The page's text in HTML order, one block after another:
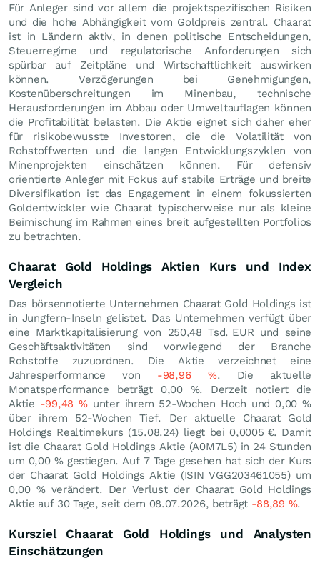
Für Anleger sind vor allem die projektspezifischen Risiken
und die hohe Abhängigkeit vom Goldpreis zentral. Chaarat
ist in Ländern aktiv, in denen politische Entscheidungen,
Steuerregime und regulatorische Anforderungen sich
spürbar auf Zeitpläne und Wirtschaftlichkeit auswirken
können. Verzögerungen bei Genehmigungen,
Kostenüberschreitungen im Minenbau, technische
Herausforderungen im Abbau oder Umweltauflagen können
die Profitabilität belasten. Die Aktie eignet sich daher eher
für risikobewusste Investoren, die die Volatilität von
Rohstoffwerten und die langen Entwicklungszyklen von
Minenprojekten einschätzen können. Für defensiv
orientierte Anleger mit Fokus auf stabile Erträge und breite
Diversifikation ist das Engagement in einem fokussierten
Goldentwickler wie Chaarat typischerweise nur als kleine
Beimischung im Rahmen eines breit aufgestellten Portfolios
zu betrachten.
Chaarat Gold Holdings Aktien Kurs und Index
Vergleich
Das börsennotierte Unternehmen Chaarat Gold Holdings ist
in Jungfern-Inseln gelistet. Das Unternehmen verfügt über
eine Marktkapitalisierung von 250,48 Tsd. EUR und seine
Geschäftsaktivitäten sind vorwiegend der Branche
Rohstoffe zuzuordnen. Die Aktie verzeichnet eine
Jahresperformance von -98,96 %. Die aktuelle
Monatsperformance beträgt 0,00 %. Derzeit notiert die
Aktie -99,48%unter ihrem 52-Wochen Hoch und 0,00%
über ihrem 52-Wochen Tief. Der aktuelle Chaarat Gold
Holdings Realtimekurs (15.08.24) liegt bei 0,0005 €. Damit
ist die Chaarat Gold Holdings Aktie (A0M7L5) in 24 Stunden
um 0,00 %gestiegen. Auf 7 Tage gesehen hat sich der Kurs
der Chaarat Gold Holdings Aktie (ISIN VGG203461055) um
0,00 %verändert. Der Verlust der Chaarat Gold Holdings
Aktie auf 30 Tage, seit dem 08.07.2026, beträgt -88,89 %.
Kursziel Chaarat Gold Holdings und Analysten
Einschätzungen